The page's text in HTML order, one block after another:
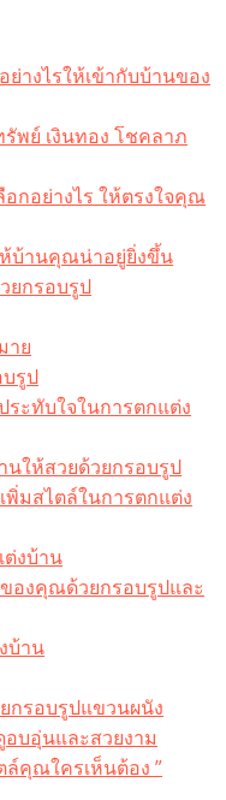
างไรให้เข้ากับบ้านของ
พย์ เงินทอง โชคลาภ
กอย่างไร ให้ตรงใจคุณ
ห้บ้านคุณน่าอยู่ยิ่งขึ้น
ยกรอบรูป
าย
รูป
ะทับใจในการตกแต่ง
ให้สวยด้วยกรอบรูป
มสไตล์ในการตกแต่ง
งบ้าน
องคุณด้วยกรอบรูปและ
บ้าน
กรอบรูปแขวนผนัง
บอุ่นและสวยงาม
คุณใครเห็นต้อง ”